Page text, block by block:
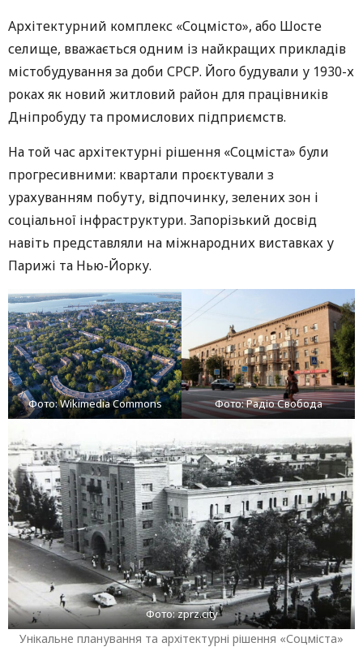
Архітектурний комплекс «Соцмісто», або Шосте
селище, вважається одним із найкращих прикладів
містобудування за доби СРСР. Його будували у 1930-х
роках як новий житловий район для працівників
Дніпробуду та промислових підприємств.
На той час архітектурні рішення «Соцміста» були
прогресивними: квартали проєктували з
урахуванням побуту, відпочинку, зелених зон і
соціальної інфраструктури. Запорізький досвід
навіть представляли на міжнародних виставках у
Парижі та Нью-Йорку.
Фото: Wikimedia Commons Фото: Радіо Свобода
Фото: zprz.city
Унікальне планування та архітектурні рішення «Соцміста»